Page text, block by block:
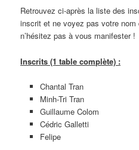
Retrouvez ci-après la liste des
inscrit et ne voyez pas votre nom
n’hésitez pas à vous manifester !
Inscrits (1 table complète) :
Chantal Tran
Minh-Tri Tran
Guillaume Colom
Cédric Galletti
Felipe